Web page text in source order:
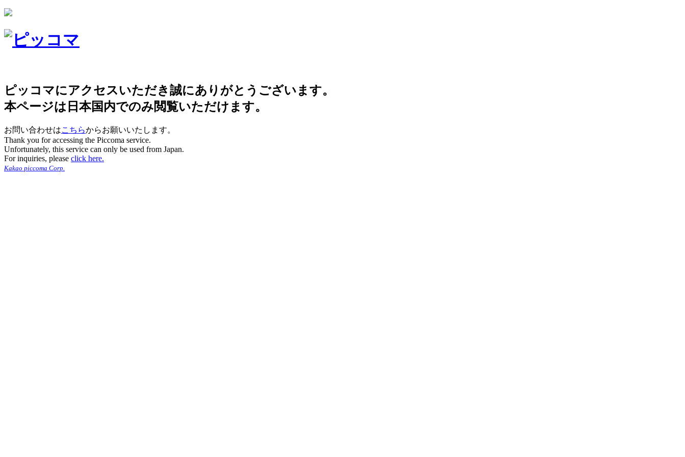
ピッコマにアクセスいただき誠にありがとうございます。
本ページは日本国内でのみ閲覧いただけます。
お問い合わせはこちらからお願いいたします。
Thank you for accessing the Piccoma service.
Unfortunately, this service can only be used from Japan.
For inquiries, please click here.
Kakao piccoma Corp.